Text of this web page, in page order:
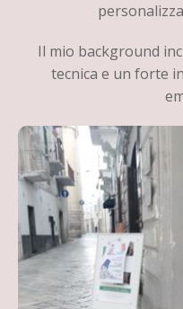
Il mio background
tecnica e un forte